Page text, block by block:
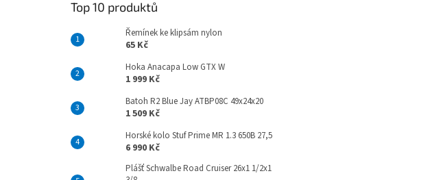
Top 10 produktů
Řemínek ke klipsám nylon
65 Kč
Hoka Anacapa Low GTX W
1 999 Kč
Batoh R2 Blue Jay ATBP08C 49x24x20
1 509 Kč
Horské kolo Stuf Prime MR 1.3 650B 27,5
6 990 Kč
Plášť Schwalbe Road Cruiser 26x1 1/2x1